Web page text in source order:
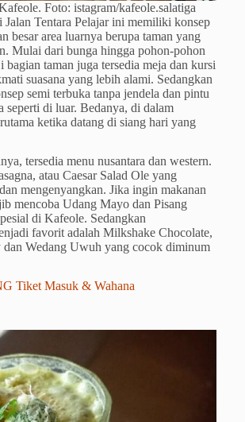
Foto: istagram/kafeole.salatiga
Tentara Pelajar ini memiliki konsep
besar area luarnya berupa taman yang
Mulai dari bunga hingga pohon-pohon
bagian taman juga tersedia meja dan kursi
suasana yang lebih alami. Sedangkan
semi terbuka tanpa jendela dan pintu
seperti di luar. Bedanya, di dalam
ketika datang di siang hari yang
tersedia menu nusantara dan western.
atau Caesar Salad Ole yang
mengenyangkan. Jika ingin makanan
mencoba Udang Mayo dan Pisang
di Kafeole. Sedangkan
favorit adalah Milkshake Chocolate,
Wedang Uwuh yang cocok diminum
Tiket Masuk & Wahana